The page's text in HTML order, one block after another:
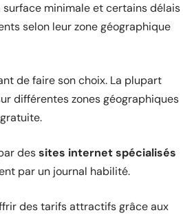
minimale et certains délais
selon leur zone géographique
de faire son choix. La plupart
différentes zones géographiques
dessites internet spécialisés
par un journal habilité.
des tarifs attractifs grâce aux